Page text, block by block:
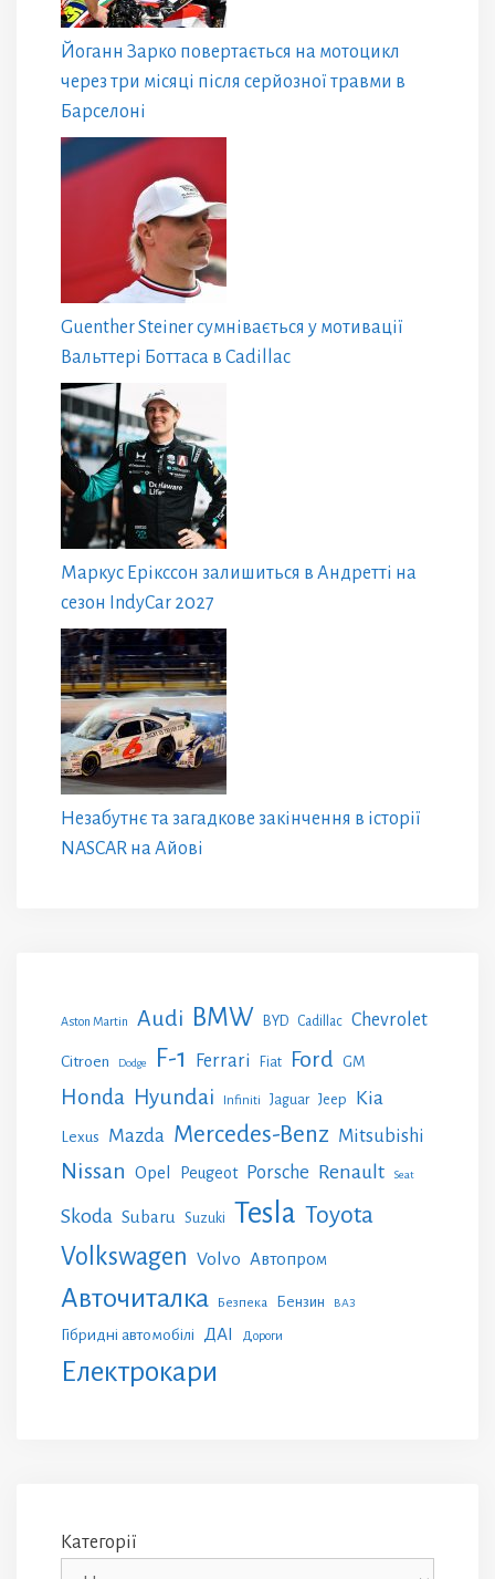
Йоганн Зарко повертається на мотоцикл
через три місяці після серйозної травми в
Барселоні
Guenther Steiner сумнівається у мотивації
Вальттері Боттаса в Cadillac
Маркус Ерікссон залишиться в Андретті на
сезон IndyCar 2027
Незабутнє та загадкове закінчення в історії
NASCAR на Айові
Aston Martin Audi BMW BYD Cadillac Chevrolet
Citroen Dodge F-1 Ferrari Fiat Ford GM
Honda Hyundai Infiniti Jaguar Jeep Kia
Lexus Mazda Mercedes-Benz Mitsubishi
Nissan Opel Peugeot Porsche Renault Seat
Skoda Subaru Suzuki Tesla Toyota
Volkswagen Volvo Автопром
Авточиталка Безпека Бензин ВАЗ
Гібридні автомобілі ДАІ Дороги
Електрокари
Категорії